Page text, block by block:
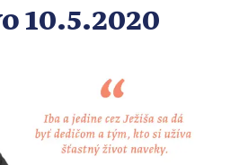
10.5.2020